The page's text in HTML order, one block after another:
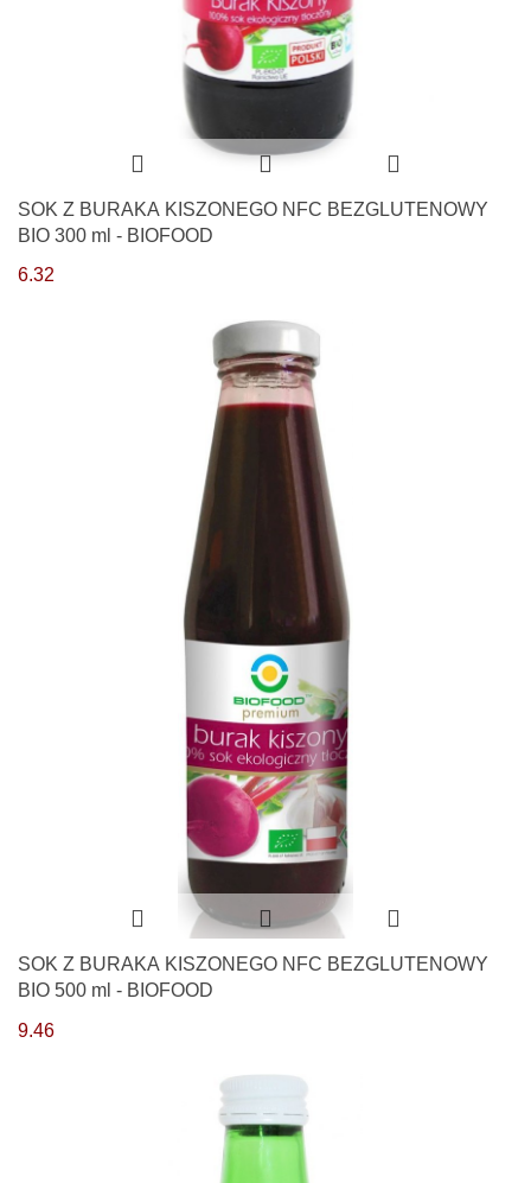
SOK Z BURAKA KISZONEGO NFC BEZGLUTENOWY
BIO 300 ml - BIOFOOD
6.32
SOK Z BURAKA KISZONEGO NFC BEZGLUTENOWY
BIO 500 ml - BIOFOOD
9.46